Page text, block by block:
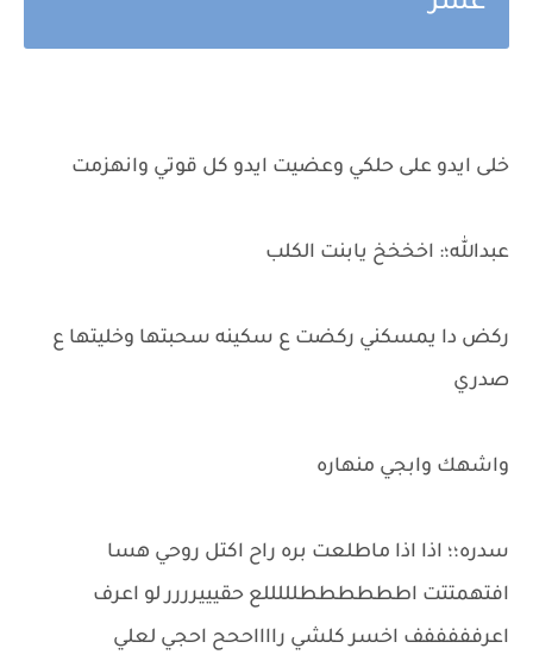
خلى ايدو على حلكي وعضيت ايدو كل قوتي وانهزمت
عبدالله؛: اخخخخ يابنت الكلب
ركض دا يمسكني ركضت ع سكينه سحبتها وخليتها ع
صدري
واشهك وابجي منهاره
سدره؛؛ اذا اذا ماطلعت بره راح اكتل روحي هسا
افتهمتتت اططططططلللللع حقيييرررر لو اعرف
اعرفففففف اخسر كلشي رااااححح احجي لعلي